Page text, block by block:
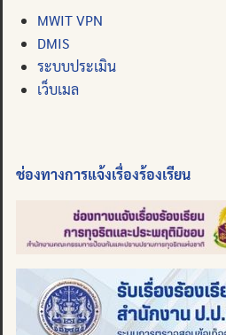
MWIT VPN
DMIS
ระบบประเมิน
เว็บเมล
ช่องทางการแจ้งเรื่องร้องเรียน